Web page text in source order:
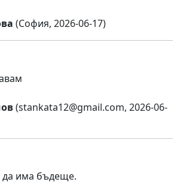
(София, 2026-06-17)
(stankata12@gmail.com, 2026-06-
има бъдеще.